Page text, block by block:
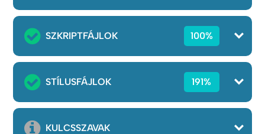
SZKRIPTFÁJLOK 100%
STÍLUSFÁJLOK 191%
KULCSSZAVAK